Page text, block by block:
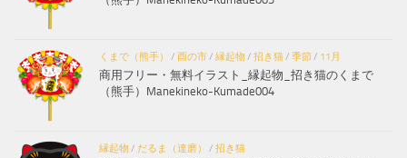
くまで（熊手） / 酉の市/ 縁起物/ 招き猫/ 季節/ 11月
商用フリー・無料イラスト_縁起物_招き猫のくまで
（熊手）Manekineko-Kumade004
縁起物/ だるま（達磨） / 招き猫